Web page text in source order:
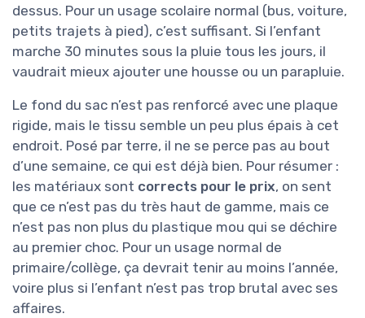
dessus. Pour un usage scolaire normal (bus, voiture,
petits trajets à pied), c’est suffisant. Si l’enfant
marche 30 minutes sous la pluie tous les jours, il
vaudrait mieux ajouter une housse ou un parapluie.
Le fond du sac n’est pas renforcé avec une plaque
rigide, mais le tissu semble un peu plus épais à cet
endroit. Posé par terre, il ne se perce pas au bout
d’une semaine, ce qui est déjà bien. Pour résumer :
les matériaux sont corrects pour le prix, on sent
que ce n’est pas du très haut de gamme, mais ce
n’est pas non plus du plastique mou qui se déchire
au premier choc. Pour un usage normal de
primaire/collège, ça devrait tenir au moins l’année,
voire plus si l’enfant n’est pas trop brutal avec ses
affaires.